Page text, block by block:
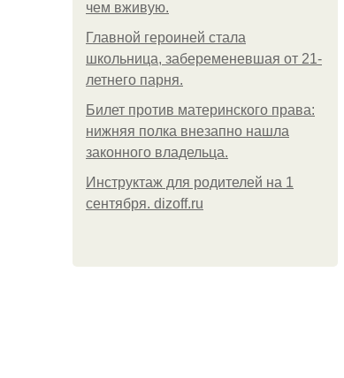
чем вживую.
Главной героиней стала
школьница, забеременевшая от 21-
летнего парня.
Билет против материнского права:
нижняя полка внезапно нашла
законного владельца.
Инструктаж для родителей на 1
сентября. dizoff.ru